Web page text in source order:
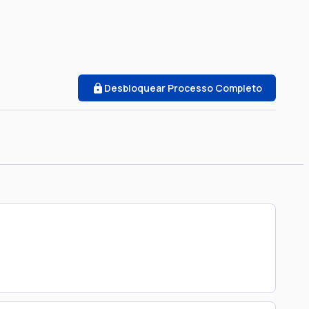
Desbloquear Processo Completo